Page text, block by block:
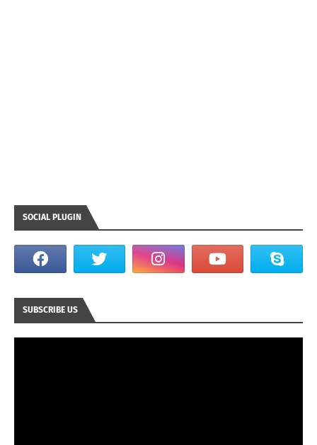
SOCIAL PLUGIN
SUBSCRIBE US